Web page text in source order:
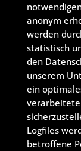
anonym
werden
statistisch
den
unserem
ein
Logfiles
betroffene